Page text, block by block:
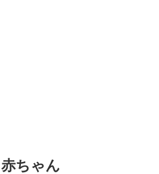
ちゃん